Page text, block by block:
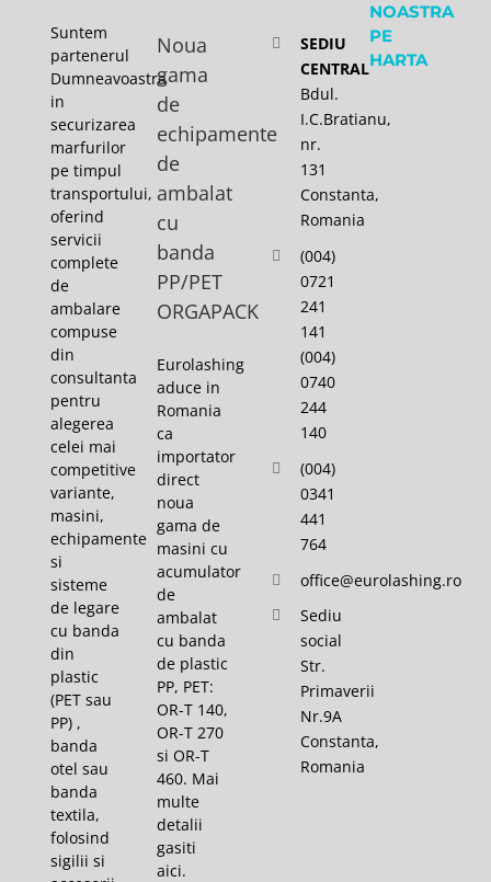
Suntem
partenerul
Dumneavoastra
in
securizarea
marfurilor
pe timpul
transportului,
oferind
servicii
complete
de
ambalare
compuse
din
consultanta
pentru
alegerea
celei mai
competitive
variante,
masini,
echipamente
si
sisteme
de legare
cu banda
din
plastic
(PET sau
PP) ,
banda
otel sau
banda
textila,
folosind
sigilii si
Noua
gama
de
echipamente
de
ambalat
cu
banda
PP/PET
ORGAPACK
Eurolashing
aduce in
Romania
ca
importator
direct
noua
gama de
masini cu
acumulator
de
ambalat
cu banda
de plastic
PP, PET:
OR-T 140,
OR-T 270
si OR-T
460. Mai
multe
detalii
gasiti
aici.
SEDIU
CENTRAL
Bdul.
I.C.Bratianu,
nr.
131
Constanta,
Romania
(004)
0721
241
141
(004)
0740
244
140
(004)
0341
441
764
office@eurolashing.ro
Sediu
social
Str.
Primaverii
Nr.9A
Constanta,
Romania
NOASTRA
PE
HARTA